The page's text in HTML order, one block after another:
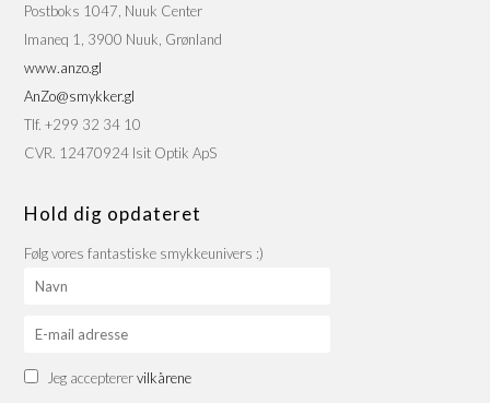
Postboks 1047, Nuuk Center
Imaneq 1, 3900 Nuuk, Grønland
www.anzo.gl
AnZo@smykker.gl
Tlf. +299 32 34 10
CVR. 12470924 Isit Optik ApS
Hold dig opdateret
Følg vores fantastiske smykkeunivers :)
Jeg accepterervilkårene